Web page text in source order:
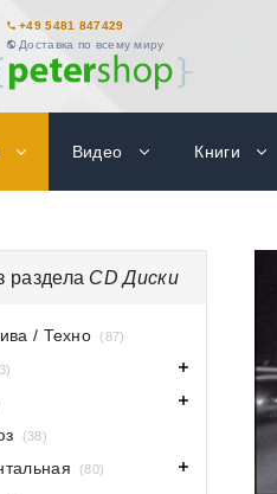
+49 5481 847429
Доставка по всему миру
Видео Книги
раздела CD Диски
/ Техно (87)
(38)
(80)